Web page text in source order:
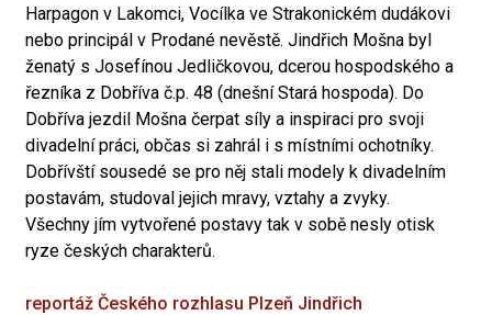
Harpagon v Lakomci, Vocílka ve Strakonickém dudákovi
nebo principál v Prodané nevěstě. Jindřich Mošna byl
ženatý s Josefínou Jedličkovou, dcerou hospodského a
řezníka z Dobříva č.p. 48 (dnešní Stará hospoda). Do
Dobříva jezdil Mošna čerpat síly a inspiraci pro svoji
divadelní práci, občas si zahrál i s místními ochotníky.
Dobřívští sousedé se pro něj stali modely k divadelním
postavám, studoval jejich mravy, vztahy a zvyky.
Všechny jím vytvořené postavy tak v sobě nesly otisk
ryze českých charakterů.
reportáž Českého rozhlasu Plzeň Jindřich